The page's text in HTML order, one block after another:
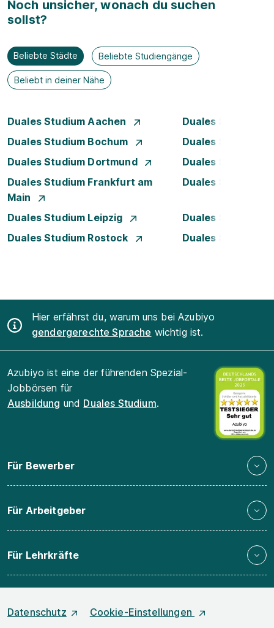
Noch unsicher, wonach du suchen
sollst?
Beliebte Städte Beliebte Studiengänge
Beliebt in deiner Nähe
Duales Studium Aachen
Duales Studium
Duales Studium Bochum
Duales Studium
Duales Studium Dortmund
Duales Studium
Duales Studium Frankfurt am
Main
Duales Studium
Duales Studium Leipzig
Duales Studium
Duales Studium Rostock
Duales Studium
Hier erfährst du, warum uns bei Azubiyo
gendergerechte Sprache wichtig ist.
Azubiyo ist eine der führenden Spezial-
Jobbörsen für
Ausbildung und Duales Studium.
Für Bewerber
Für Arbeitgeber
Für Lehrkräfte
Datenschutz
Cookie-Einstellungen